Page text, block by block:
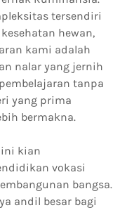
tersendiri
hewan,
kami adalah
nalar yang jernih
tanpa
yang prima
bermakna.
kian
vokasi
bangsa.
andil besar bagi